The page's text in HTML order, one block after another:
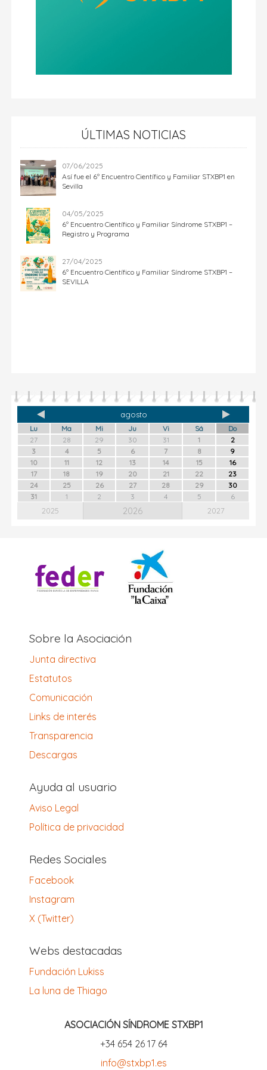
ÚLTIMAS NOTICIAS
07/06/2025
Así fue el 6º Encuentro Científico y Familiar STXBP1 en
Sevilla
04/05/2025
6º Encuentro Científico y Familiar Síndrome STXBP1 –
Registro y Programa
27/04/2025
6º Encuentro Científico y Familiar Síndrome STXBP1 –
SEVILLA
agosto
Lu Ma Mi Ju Vi Sá
Do
27
28 29 30 31 1
2
3
4 5 6 7 8
9
10
11 12 13 14 15
16
17
18 19 20 21 22
23
24
25 26 27 28 29
30
31
1 2 3 4 5 6
2025 2026 2027
Sobre la Asociación
Junta directiva
Estatutos
Comunicación
Links de interés
Transparencia
Descargas
Ayuda al usuario
Aviso Legal
Política de privacidad
Redes Sociales
Facebook
Instagram
X (Twitter)
Webs destacadas
Fundación Lukiss
La luna de Thiago
ASOCIACIÓN SÍNDROME STXBP1
‪+34 654 26 17 64‬
info@stxbp1.es